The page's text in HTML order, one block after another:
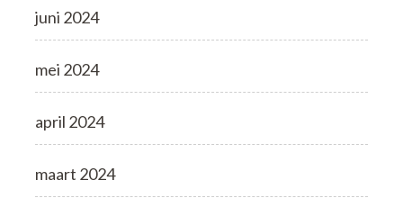
juni 2024
mei 2024
april 2024
maart 2024